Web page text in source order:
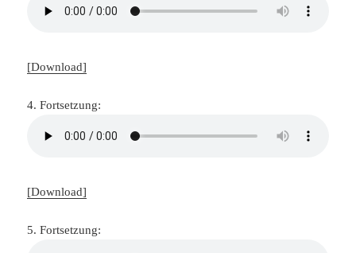
[Download]
4. Fortsetzung:
[Download]
5. Fortsetzung: